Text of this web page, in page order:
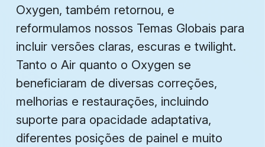
Oxygen, também retornou, e
reformulamos nossos Temas Globais para
incluir versões claras, escuras e twilight.
Tanto o Air quanto o Oxygen se
beneficiaram de diversas correções,
melhorias e restaurações, incluindo
suporte para opacidade adaptativa,
diferentes posições de painel e muito